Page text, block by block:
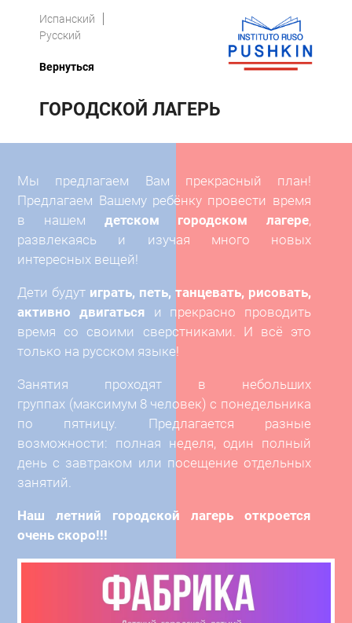
Испанский
Русский
Вернуться
ГОРОДСКОЙ ЛАГЕРЬ
Мы предлагаем Вам прекрасный план!
Предлагаем Вашему ребёнку провести время
в нашем детском городском лагере,
развлекаясь и изучая много новых
интересных вещей!
Дети будут играть, петь, танцевать, рисовать,
активно двигаться и прекрасно проводить
время со своими сверстниками. И всё это
только на русском языке!
Занятия проходят в небольших
группах (максимум 8 человек) с понедельника
по пятницу. Предлагается разные
возможности: полная неделя, один полный
день с завтраком или посещение отдельных
занятий.
Наш летний городской лагерь откроется
очень скоро!!!